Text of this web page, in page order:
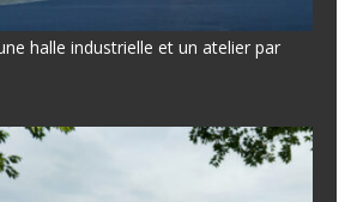
halle industrielle et un atelier par